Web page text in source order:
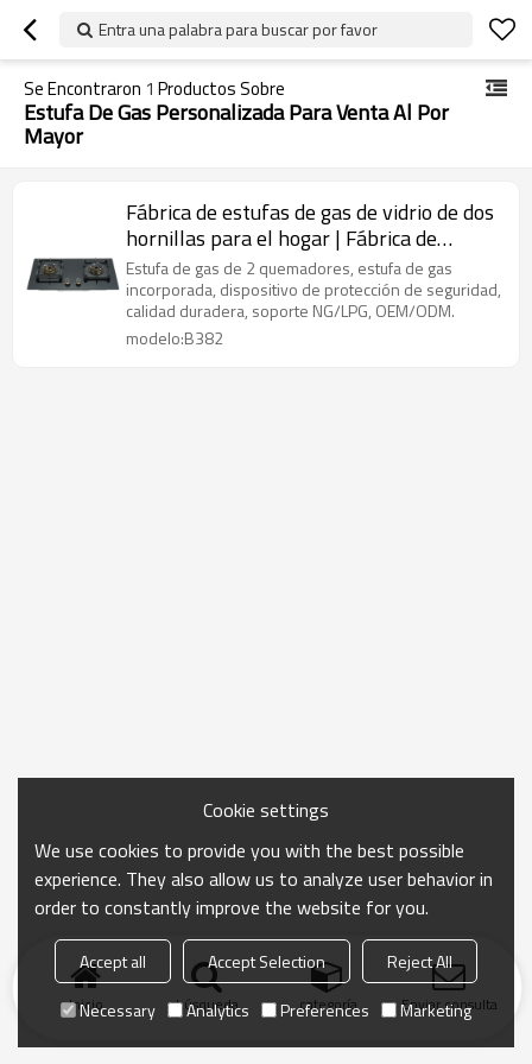
Entra una palabra para buscar por favor
Se Encontraron 1 Productos Sobre
Estufa De Gas Personalizada Para Venta Al Por
Mayor
Fábrica de estufas de gas de vidrio de dos
hornillas para el hogar | Fábrica de
hornillas de gas OEM y ODM | B382
Estufa de gas de 2 quemadores, estufa de gas
incorporada, dispositivo de protección de seguridad,
calidad duradera, soporte NG/LPG, OEM/ODM.
modelo:B382
Inicio búsqueda categoría Enviar consulta
Cookie settings
We use cookies to provide you with the best possible
experience. They also allow us to analyze user behavior in
order to constantly improve the website for you.
Accept all Accept Selection
Reject All
Necessary
Analytics Preferences Marketing